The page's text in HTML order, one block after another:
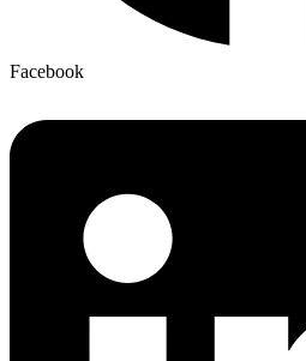
Facebook